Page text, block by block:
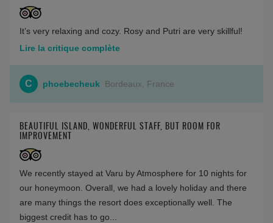
It’s very relaxing and cozy. Rosy and Putri are very skillful!
Lire la critique complète
C phoebecheuk Bordeaux, France
BEAUTIFUL ISLAND, WONDERFUL STAFF, BUT ROOM FOR
IMPROVEMENT
We recently stayed at Varu by Atmosphere for 10 nights for
our honeymoon. Overall, we had a lovely holiday and there
are many things the resort does exceptionally well. The
biggest credit has to go...